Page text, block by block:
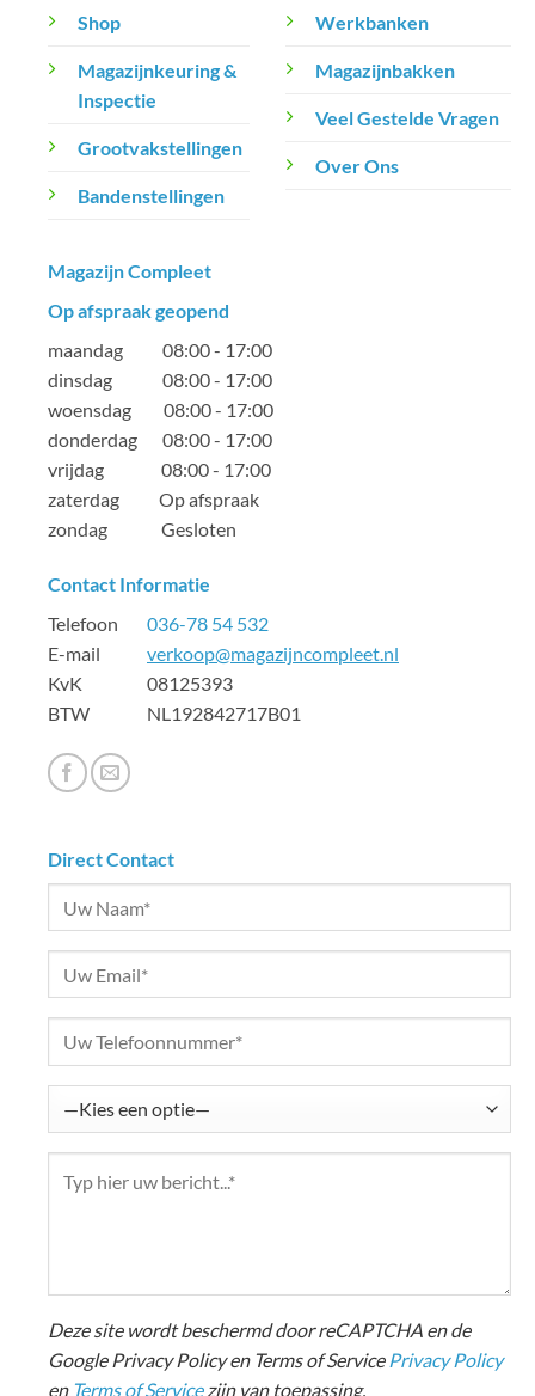
Shop
Magazijnkeuring &
Inspectie
Grootvakstellingen
Bandenstellingen
Werkbanken
Magazijnbakken
Veel Gestelde Vragen
Over Ons
Magazijn Compleet
Op afspraak geopend
maandag 08:00 - 17:00
dinsdag 08:00 - 17:00
woensdag 08:00 - 17:00
donderdag 08:00 - 17:00
vrijdag 08:00 - 17:00
zaterdag Op afspraak
zondag Gesloten
Contact Informatie
Telefoon 036-78 54 532
E-mail verkoop@magazijncompleet.nl
KvK 08125393
BTW NL192842717B01
Direct Contact
Deze site wordt beschermd door reCAPTCHA en de
Google Privacy Policy en Terms of Service Privacy Policy
en Terms of Servicezijn van toepassing.